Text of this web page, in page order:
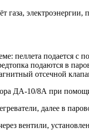
газа,
пеллета подается с
подаются в
отсечной
ДА-10/8А при
далее в
вентили,